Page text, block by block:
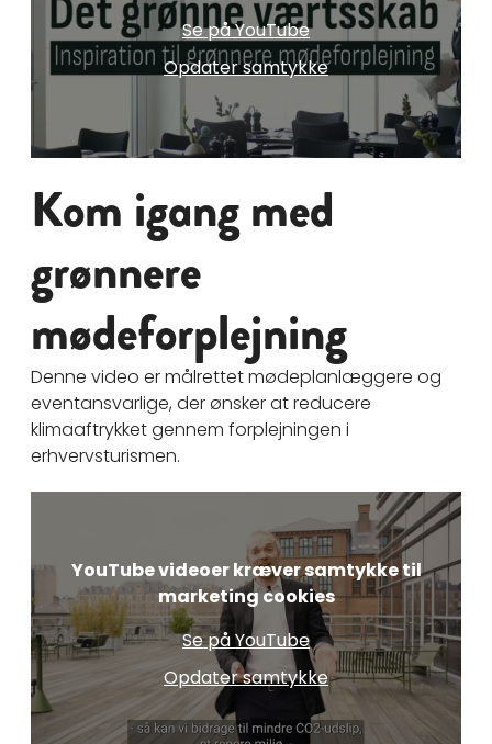
Se på YouTube
Opdater samtykke
Kom igang med
grønnere
mødeforplejning
Denne video er målrettet mødeplanlæggere og
eventansvarlige, der ønsker at reducere
klimaaftrykket gennem forplejningen i
erhvervsturismen.
YouTube videoer kræver samtykke til
marketing cookies
Se på YouTube
Opdater samtykke